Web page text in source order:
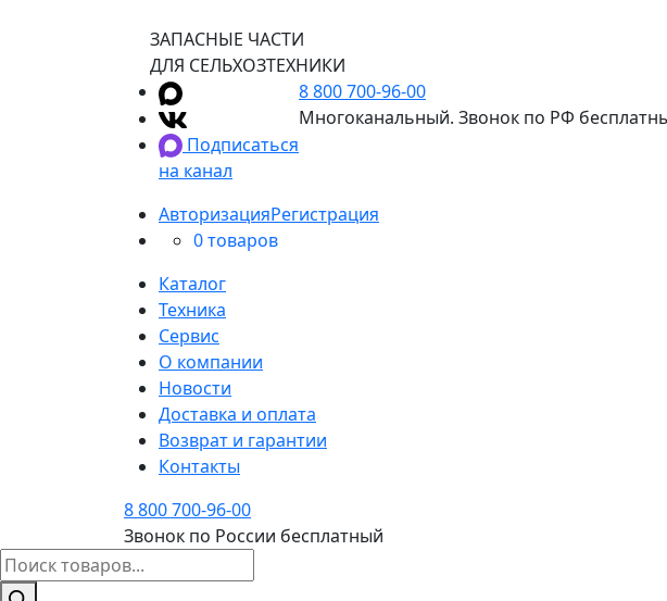
ЗАПАСНЫЕ ЧАСТИ
ДЛЯ СЕЛЬХОЗТЕХНИКИ
Подписаться
на канал
8 800 700-96-00
Многоканальный. Звонок по РФ
АвторизацияРегистрация
0 товаров
Каталог
Техника
Сервис
О компании
Новости
Доставка и оплата
Возврат и гарантии
Контакты
8 800 700-96-00
Звонок по России бесплатный
Поиск
товаров